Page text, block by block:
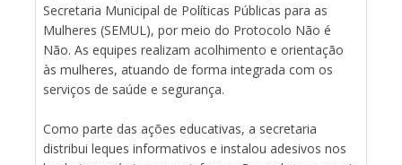
Secretaria Municipal de Políticas Públicas para as
Mulheres (SEMUL), por meio do Protocolo Não é
Não. As equipes realizam acolhimento e orientação
às mulheres, atuando de forma integrada com os
serviços de saúde e segurança.
Como parte das ações educativas, a secretaria
distribui leques informativos e instalou adesivos nos